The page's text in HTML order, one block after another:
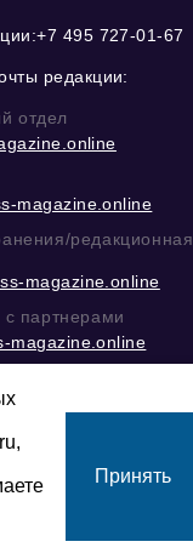
+7 495 727-01-67
редакции:
отдел
magazine.online
редакционная
magazine.online
партнерами
magazine.online
не предназначенный для лиц
Принять